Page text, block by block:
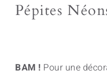
Pépites
BAM ! Pour une